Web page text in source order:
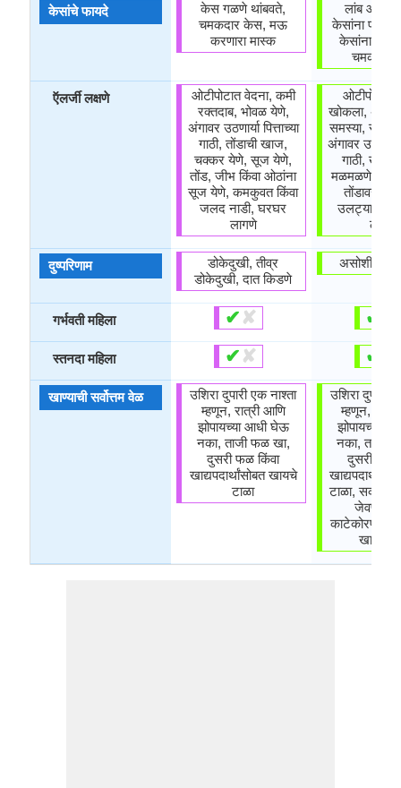
केसांचे फायदे
ऍलर्जी लक्षणे
दुष्परिणाम
गर्भवती महिला
स्तनदा महिला
खाण्याची सर्वोत्तम वेळ
केस गळणे थांबवते,
चमकदार केस, मऊ
करणारा मास्क
ओटीपोटात वेदना, कमी
रक्तदाब, भोवळ येणे,
अंगावर उठणार्या पित्ताच्या
गाठी, तोंडाची खाज,
चक्कर येणे, सूज येणे,
तोंड, जीभ किंवा ओठांना
सूज येणे, कमकुवत किंवा
जलद नाडी, घरघर
लागणे
डोकेदुखी, तीव्र
डोकेदुखी, दात किडणे
✔ ✘
✔ ✘
उशिरा दुपारी एक नाश्ता
म्हणून, रात्री आणि
झोपायच्या आधी घेऊ
नका, ताजी फळ खा,
दुसरी फळ किंवा
खाद्यपदार्थांसोबत खायचे
टाळा
लांब आणि
केसांना
केसांना
चमकदार
ओटीपोटात
खोकला,
समस्या,
अंगावर उठणार्या
गाठी, खाज
मळमळणे,
तोंडावर
उलट्या
लागणे
असोशी
✔
✔
उशिरा दुपारी
म्हणून,
झोपायच्या
नका, ताजी
दुसरी फळ
टाळा, सकाळी
काटेकोरपणे
खाऊ